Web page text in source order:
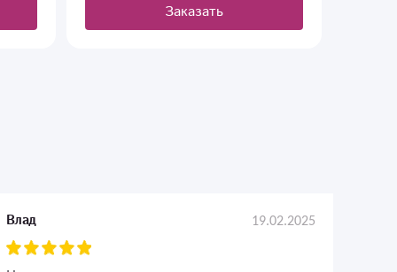
Заказать
Влад 19.02.2025